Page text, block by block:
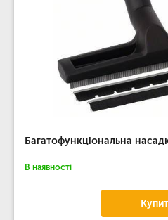
Багатофункціональна
В наявності